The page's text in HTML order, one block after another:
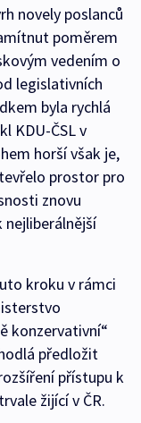
novely poslanců
poměrem
vedením o
legislativních
byla rychlá
KDU-ČSL v
horší však je,
prostor pro
znovu
kroku v rámci
konzervativní“
předložit
přístupu k
žijící v ČR.